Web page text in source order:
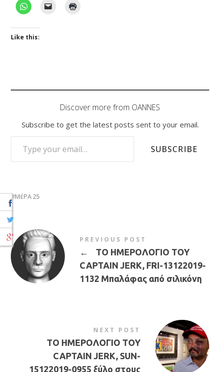
Like this:
Discover more from OANNES
Subscribe to get the latest posts sent to your email.
TYPE YOUR EMAIL…
SUBSCRIBE
ΜέΡΑ 25
PREVIOUS POST
←
ΤΟ ΗΜΕΡΟΛΟΓΙΟ ΤΟΥ
CAPTAIN JERK, FRI-13122019-
1132 Μπαλάφας από σιλικόνη
NEXT POST
ΤΟ ΗΜΕΡΟΛΟΓΙΟ ΤΟΥ
CAPTAIN JERK, SUN-
15122019-0955 ξύλο στους